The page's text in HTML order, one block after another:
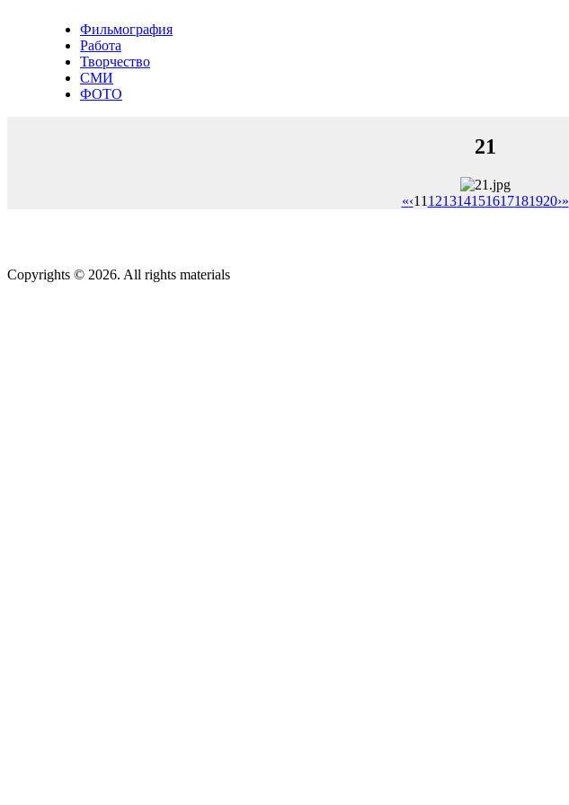
Фильмография
Работа
Творчество
СМИ
ФОТО
21
«‹11 121314151617181920›»
Copyrights © 2026. All rights materials